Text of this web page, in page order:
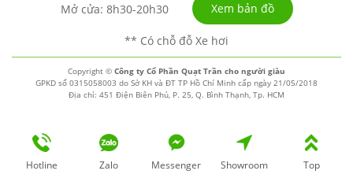
Mở cửa: 8h30-20h30 Xem bản đồ
** Có chỗ đỗ Xe hơi
Copyright © Công ty Cổ Phần Quạt Trần cho người giàu
GPKD số 0315058003 do Sở KH và ĐT TP Hồ Chí Minh cấp ngày 21/05/2018
Địa chỉ: 451 Điện Biên Phủ, P. 25, Q. Bình Thạnh, Tp. HCM
Hotline Zalo Messenger Showroom Top